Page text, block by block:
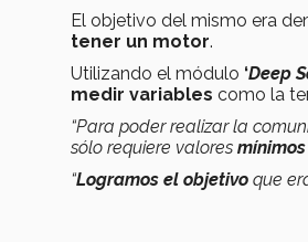
El objetivo del mismo era
tener un motor.
Utilizando el módulo ‘Deep
medir variables como la
“Para poder realizar la
sólo requiere valores
“Logramos el objetivo que